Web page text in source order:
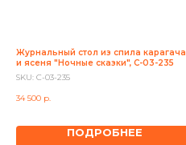
Журнальный стол из спила карагача
и ясеня "Ночные сказки", C-03-235
SKU: С-03-235
34 500 р.
ПОДРОБНЕЕ